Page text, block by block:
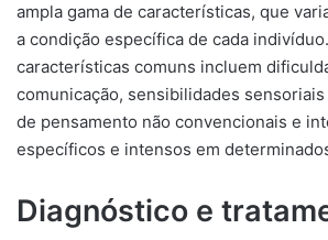
ampla gama de características, que
a condição específica de cada
características comuns incluem
comunicação, sensibilidades
de pensamento não convencionais e
específicos e intensos em
Diagnóstico e